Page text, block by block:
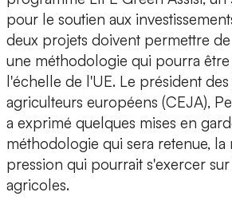
pour le soutien aux
deux projets doivent permettre
une méthodologie qui pourra
l'échelle de l'UE. Le président des
agriculteurs européens (CEJA),
a exprimé quelques mises en
méthodologie qui sera retenue, la
pression qui pourrait s'exercer
agricoles.